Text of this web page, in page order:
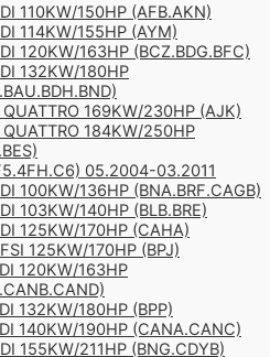
110KW/150HP (AFB.AKN)
114KW/155HP (AYM)
120KW/163HP (BCZ.BDG.BFC)
132KW/180HP
QUATTRO 169KW/230HP (AJK)
QUATTRO 184KW/250HP
05.2004-03.2011
100KW/136HP (BNA.BRF.CAGB)
103KW/140HP (BLB.BRE)
125KW/170HP (CAHA)
125KW/170HP (BPJ)
120KW/163HP
132KW/180HP (BPP)
140KW/190HP (CANA.CANC)
155KW/211HP (BNG.CDYB)